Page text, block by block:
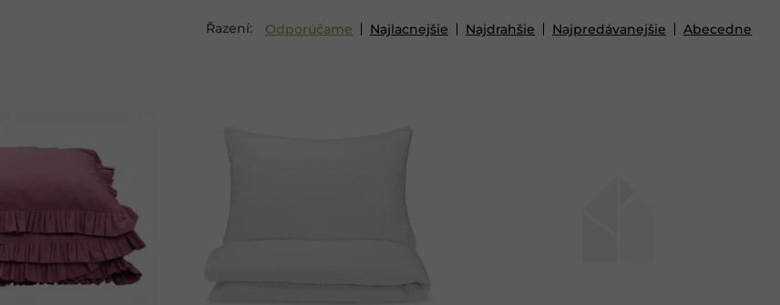
Odporúčame Najlacnejšie Najdrahšie Najpredávanejšie Abecedne